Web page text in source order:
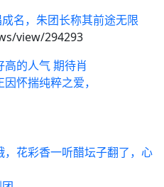
名，朱团长称其前途无限
view/294293
高的人气 期待肖
怀揣纯粹之爱，
花彩香一听醋坛子翻了，心